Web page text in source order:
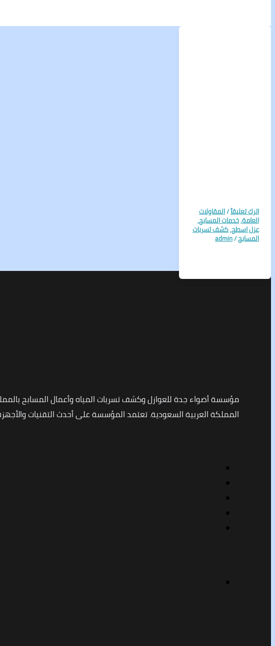
اترك تعليقاً/المقاولات
العامة,خدمات المسابح,
عزل اسطح,كشف تسربات
المسابح/
admin
مؤسسة أضواء جدة للعوازل وكشف تسربات المياه وأعمال المسابح
المملكة العربية السعودية. تعتمد المؤسسة على أحدث التقنيات